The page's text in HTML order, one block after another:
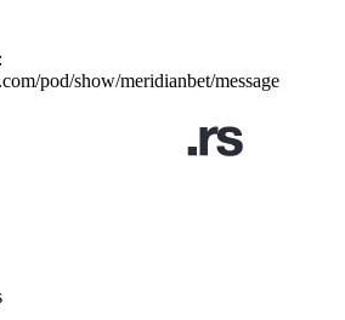
pod/show/meridianbet/message